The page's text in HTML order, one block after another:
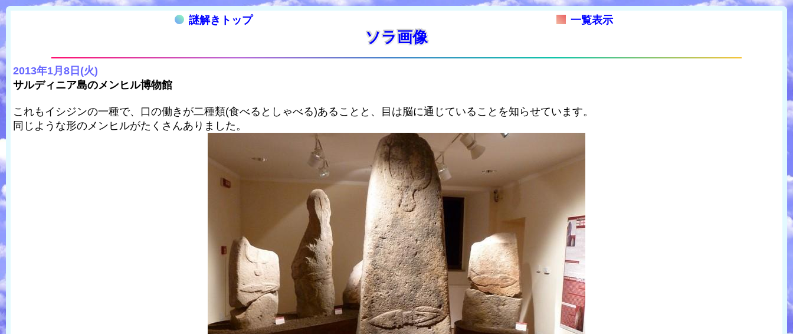
謎解きトップ 一覧表示
ソラ画像
2013年1月8日(火)
サルディニア島のメンヒル博物館
これもイシジンの一種で、口の働きが二種類(食べるとしゃべる)あることと、目は脳に通じていることを知らせています。
同じような形のメンヒルがたくさんありました。